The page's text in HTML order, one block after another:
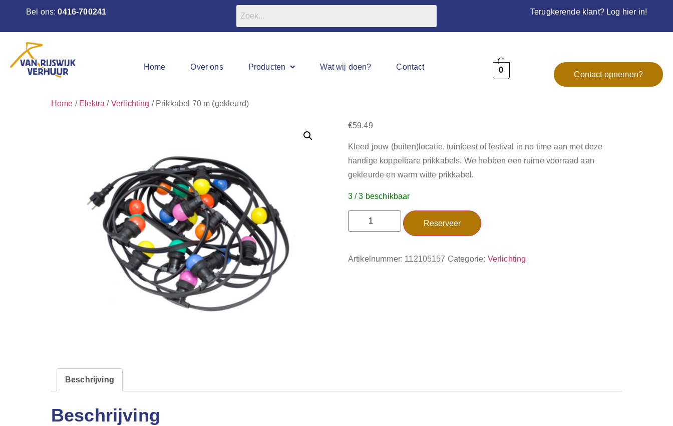
Bel ons:0416-700241 Terugkerende klant? Log hier in!
Home Over ons Producten Wat wij doen? Contact 0
Contact opnemen?
Home / Elektra / Verlichting / Prikkabel 70 m (gekleurd)
€59.49
Kleed jouw (buiten)locatie, tuinfeest of festival in no time aan met deze
handige koppelbare prikkabels. We hebben een ruime voorraad aan
gekleurde en warm witte prikkabel.
3 / 3 beschikbaar
Reserveer
Artikelnummer: 112105157 Categorie: Verlichting
Beschrijving
Beschrijving